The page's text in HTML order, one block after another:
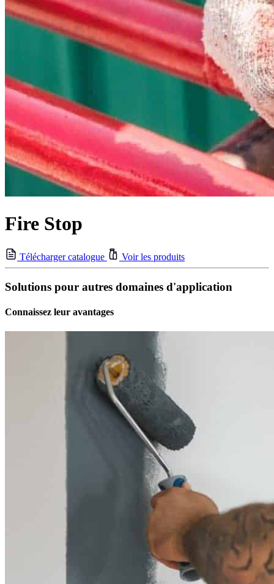
Fire Stop
Télécharger catalogue Voir les produits
Solutions pour autres domaines d'application
Connaissez leur avantages